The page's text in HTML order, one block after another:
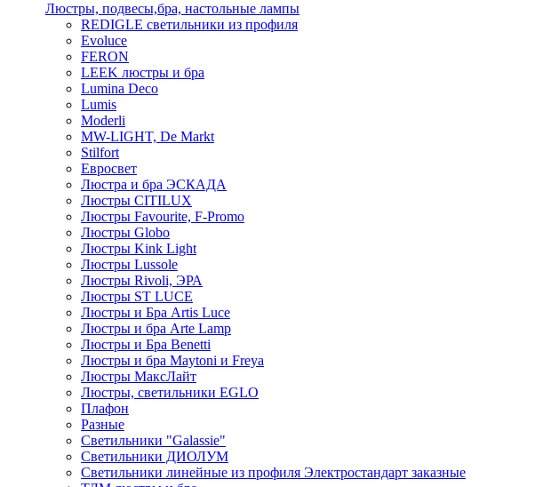
Люстры, подвесы,бра, настольные лампы
REDIGLE светильники из профиля
Evoluce
FERON
LEEK люстры и бра
Lumina Deco
Lumis
Moderli
MW-LIGHT, De Markt
Stilfort
Евросвет
Люстра и бра ЭСКАДА
Люстры CITILUX
Люстры Favourite, F-Promo
Люстры Globo
Люстры Kink Light
Люстры Lussole
Люстры Rivoli, ЭРА
Люстры ST LUCE
Люстры и Бра Artis Luce
Люстры и бра Arte Lamp
Люстры и Бра Benetti
Люстры и бра Maytoni и Freya
Люстры МаксЛайт
Люстры, светильники EGLO
Плафон
Разные
Светильники "Galassie"
Светильники ДИОЛУМ
Светильники линейные из профиля Электростандарт заказные